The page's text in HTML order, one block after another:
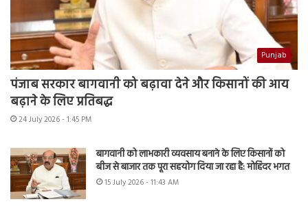
Punjab
पंजाब सरकार बागवानी को बढ़ावा देने और किसानों की आय
बढ़ाने के लिए प्रतिबद्ध
24 July 2026 - 1:45 PM
बागवानी को लाभकारी व्यवसाय बनाने के लिए किसानों को
बीज से बाजार तक पूरा सहयोग दिया जा रहा है: मोहिंदर भगत
15 July 2026 - 11:43 AM